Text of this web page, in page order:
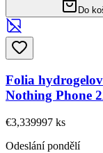
Do
Folia
Nothing Phone
€3,339997 ks
Odeslání pondělí